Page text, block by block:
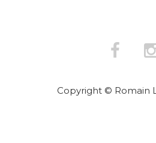
Copyright © Romain